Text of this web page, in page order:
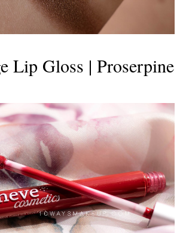
Lip Gloss | Proserpine